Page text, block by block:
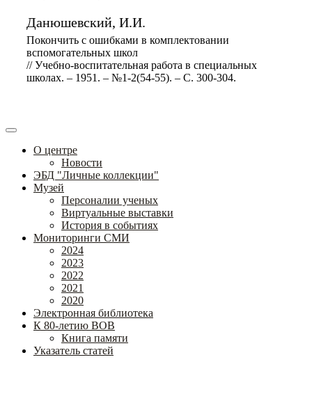
Данюшевский, И.И.
Покончить с ошибками в комплектовании
вспомогательных школ
// Учебно-воспитательная работа в специальных
школах. – 1951. – №1-2(54-55). – С. 300-304.
О центре
Новости
ЭБД "Личные коллекции"
Музей
Персоналии ученых
Виртуальные выставки
История в событиях
Мониторинги СМИ
2024
2023
2022
2021
2020
Электронная библиотека
К 80-летию ВОВ
Книга памяти
Указатель статей